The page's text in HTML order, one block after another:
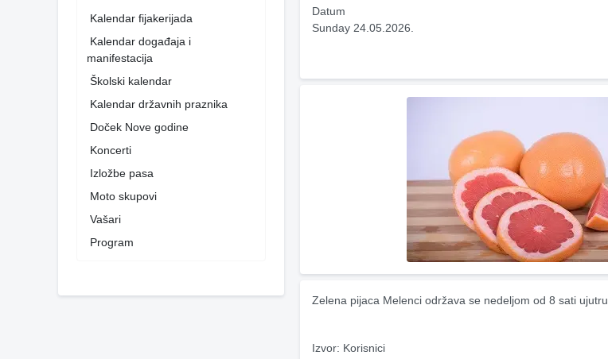
Kalendar fijakerijada
Kalendar događaja i
manifestacija
Školski kalendar
Kalendar državnih praznika
Doček Nove godine
Koncerti
Izložbe pasa
Moto skupovi
Vašari
Program
Datum
Sunday 24.05.2026.
Zelena pijaca Melenci održava se nedeljom od 8 sati ujutru.
Izvor: Korisnici